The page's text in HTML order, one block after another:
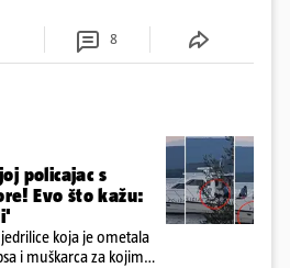
od osnutka nema
8
policajac s
Evo što kažu:
koja je ometala
i muškarca za kojim